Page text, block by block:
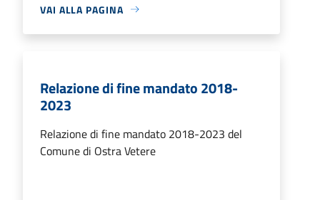
VAI ALLA PAGINA
Relazione di fine mandato 2018-
2023
Relazione di fine mandato 2018-2023 del
Comune di Ostra Vetere